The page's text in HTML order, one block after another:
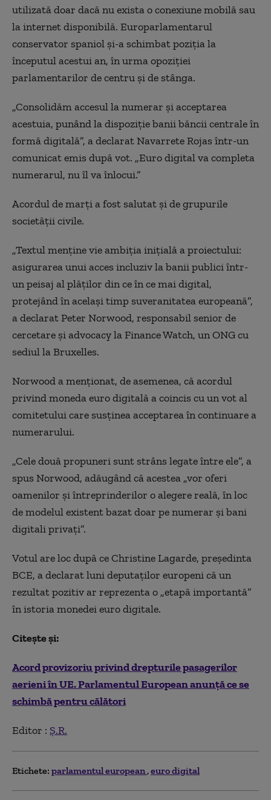
utilizată doar dacă nu exista o conexiune mobilă sau
la internet disponibilă. Europarlamentarul
conservator spaniol și-a schimbat poziția la
începutul acestui an, în urma opoziției
parlamentarilor de centru și de stânga.
„Consolidăm accesul la numerar și acceptarea
acestuia, punând la dispoziție banii băncii centrale în
formă digitală”, a declarat Navarrete Rojas într-un
comunicat emis după vot. „Euro digital va completa
numerarul, nu îl va înlocui.”
Acordul de marți a fost salutat și de grupurile
societății civile.
„Textul menține vie ambiția inițială a proiectului:
asigurarea unui acces incluziv la banii publici într-
un peisaj al plăților din ce în ce mai digital,
protejând în același timp suveranitatea europeană”,
a declarat Peter Norwood, responsabil senior de
cercetare și advocacy la Finance Watch, un ONG cu
sediul la Bruxelles.
Norwood a menționat, de asemenea, că acordul
privind moneda euro digitală a coincis cu un vot al
comitetului care susținea acceptarea în continuare a
numerarului.
„Cele două propuneri sunt strâns legate între ele”, a
spus Norwood, adăugând că acestea „vor oferi
oamenilor și întreprinderilor o alegere reală, în loc
de modelul existent bazat doar pe numerar și bani
digitali privați”.
Votul are loc după ce Christine Lagarde, președinta
BCE, a declaratlunideputaților europeni că un
rezultat pozitiv ar reprezenta o „etapă importantă”
în istoria monedei euro digitale.
Citește și:
Acord provizoriu privind drepturile pasagerilor
aerieni în UE. Parlamentul European anunță ce se
schimbă pentru călători
Editor : Ș.R.
Etichete: parlamentul european euro digital